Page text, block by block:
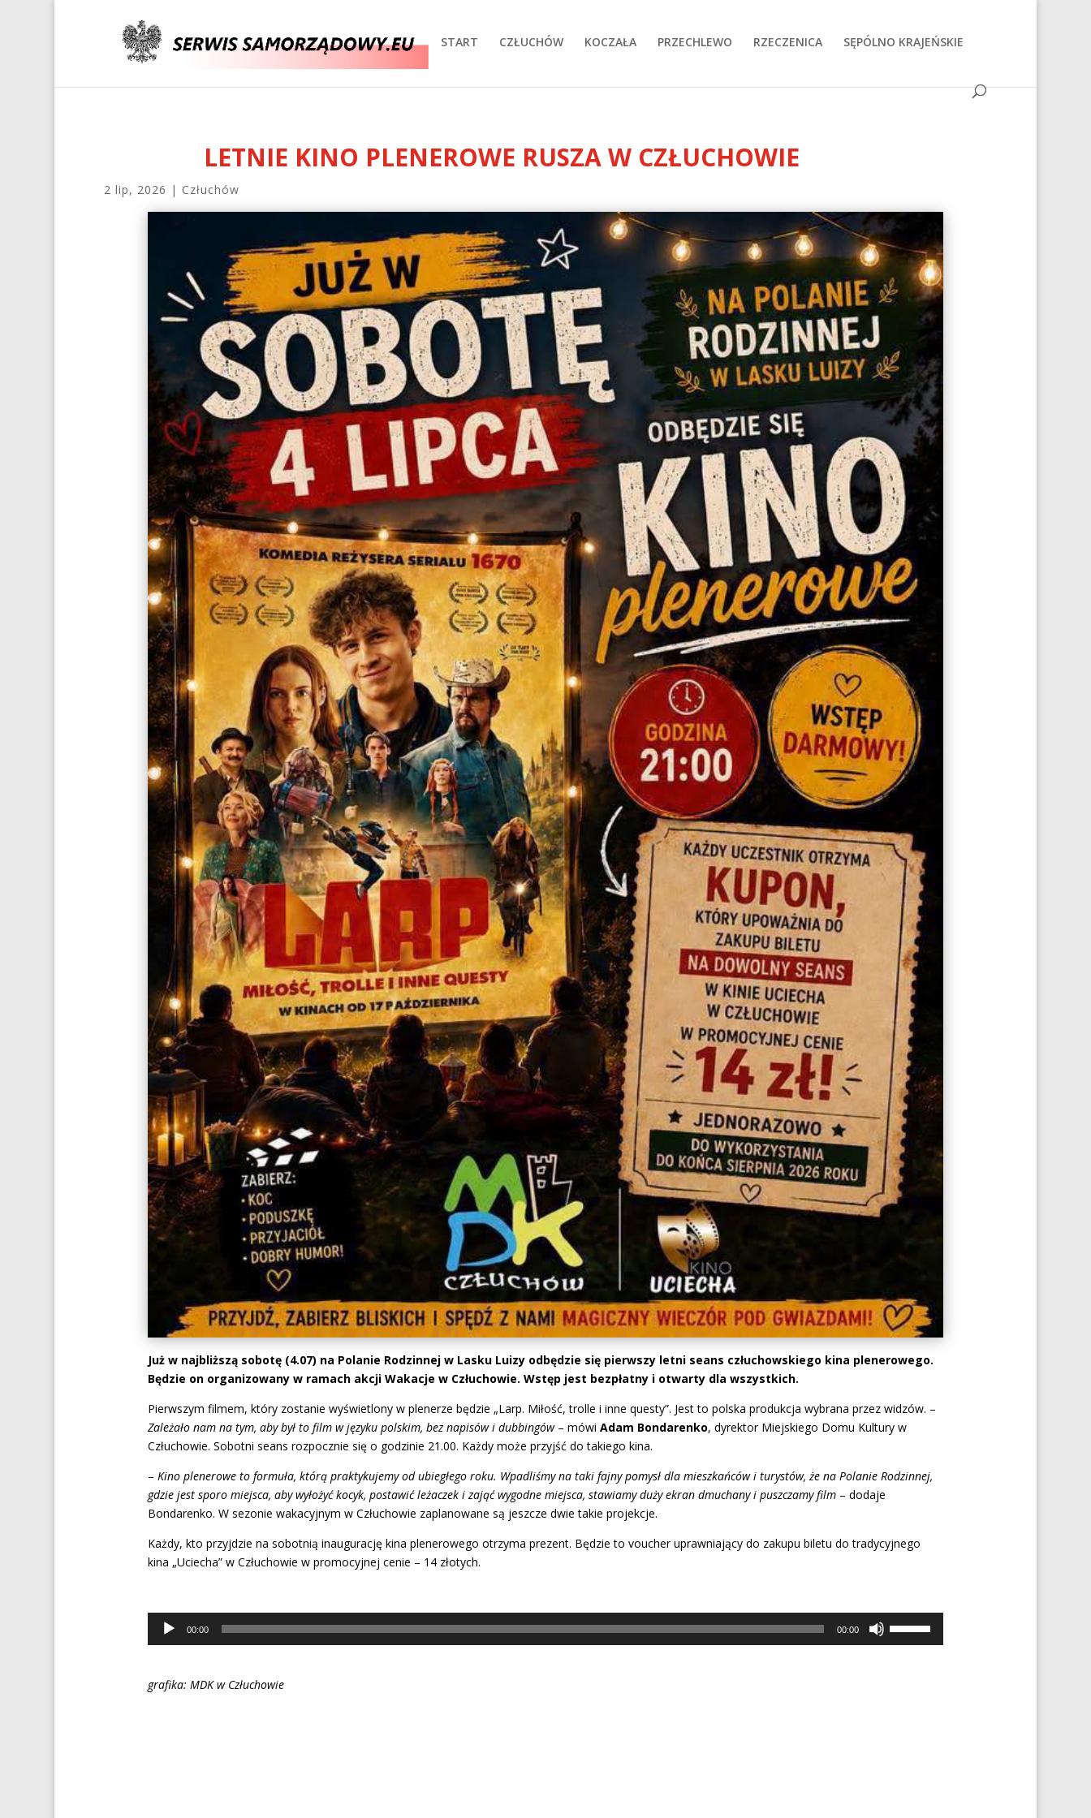
START CZŁUCHÓW KOCZAŁA PRZECHLEWO RZECZENICA SĘPÓLNO KRAJEŃSKIE
LETNIE KINO PLENEROWE RUSZA W CZŁUCHOWIE
2 lip, 2026 | Człuchów
Już w najbliższą sobotę (4.07) na Polanie Rodzinnej w Lasku Luizy odbędzie się pierwszy letni seans człuchowskiego kina plenerowego.
Będzie on organizowany w ramach akcji Wakacje w Człuchowie. Wstęp jest bezpłatny i otwarty dla wszystkich.
Pierwszym filmem, który zostanie wyświetlony w plenerze będzie „Larp. Miłość, trolle i inne questy”. Jest to polska produkcja wybrana przez widzów. –
Zależało nam na tym, aby był to film w języku polskim, bez napisów i dubbingów– mówiAdam Bondarenko, dyrektor Miejskiego Domu Kultury w
Człuchowie. Sobotni seans rozpocznie się o godzinie 21.00. Każdy może przyjść do takiego kina.
–Kino plenerowe to formuła, którą praktykujemy od ubiegłego roku. Wpadliśmy na taki fajny pomysł dla mieszkańców i turystów, że na Polanie Rodzinnej,
gdzie jest sporo miejsca, aby wyłożyć kocyk, postawić leżaczek i zająć wygodne miejsca, stawiamy duży ekran dmuchany i puszczamy film – dodaje
Bondarenko. W sezonie wakacyjnym w Człuchowie zaplanowane są jeszcze dwie takie projekcje.
Każdy, kto przyjdzie na sobotnią inaugurację kina plenerowego otrzyma prezent. Będzie to voucher uprawniający do zakupu biletu do tradycyjnego
kina „Uciecha” w Człuchowie w promocyjnej cenie – 14 złotych.
Odtwarzacz
00:00 00:00
grafika: MDK w Człuchowie